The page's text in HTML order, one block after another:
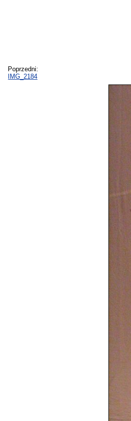
Poprzedni:
IMG_2184